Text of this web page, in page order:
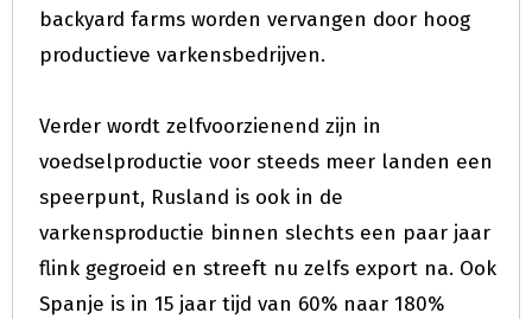
backyard farms worden vervangen door hoog
productieve varkensbedrijven.
Verder wordt zelfvoorzienend zijn in
voedselproductie voor steeds meer landen een
speerpunt, Rusland is ook in de
varkensproductie binnen slechts een paar jaar
flink gegroeid en streeft nu zelfs export na. Ook
Spanje is in 15 jaar tijd van 60% naar 180%